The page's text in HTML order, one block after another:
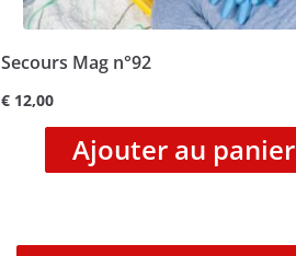
Secours Mag n°92
€ 12,00
Ajouter au panier